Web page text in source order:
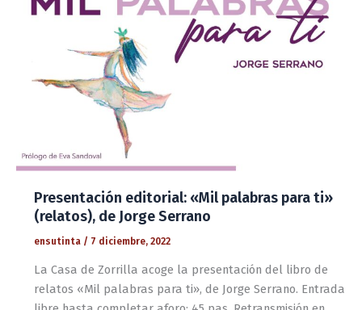
Presentación editorial: «Mil palabras para ti»
(relatos), de Jorge Serrano
ensutinta / 7 diciembre, 2022
La Casa de Zorrilla acoge la presentación del libro de
relatos «Mil palabras para ti», de Jorge Serrano. Entrada